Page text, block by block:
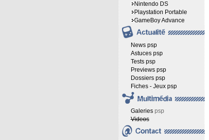
Nintendo DS
Playstation Portable
GameBoy Advance
News psp
Astuces psp
Tests psp
Previews psp
Dossiers psp
Fiches - Jeux psp
Galeriespsp
Videos